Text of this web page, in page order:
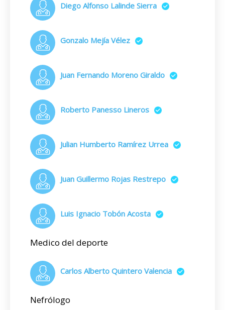
Diego Alfonso Lalinde Sierra
Gonzalo Mejía Vélez
Juan Fernando Moreno Giraldo
Roberto Panesso Lineros
Julian Humberto Ramírez Urrea
Juan Guillermo Rojas Restrepo
Luis Ignacio Tobón Acosta
Medico del deporte
Carlos Alberto Quintero Valencia
Nefrólogo